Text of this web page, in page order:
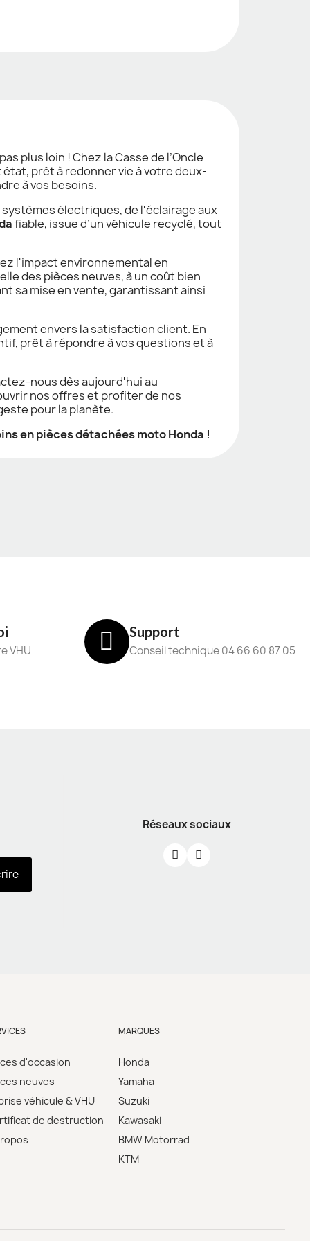
plus loin ! Chez la Casse de l’Oncle
prêt à redonner vie à votre deux-
à vos besoins.
électriques, de l'éclairage aux
fiable, issue d’un véhicule recyclé, tout
l'impact environnemental en
des pièces neuves, à un coût bien
sa mise en vente, garantissant ainsi
envers la satisfaction client. En
prêt à répondre à vos questions et à
nous dès aujourd'hui au
nos offres et profiter de nos
pour la planète.
en pièces détachées moto Honda !
VHU
Support
Conseil technique 04 66 60 87 05
Réseaux sociaux
d'occasion
neuves
véhicule & VHU
de destruction
MARQUES
Honda
Yamaha
Suzuki
Kawasaki
BMW Motorrad
KTM